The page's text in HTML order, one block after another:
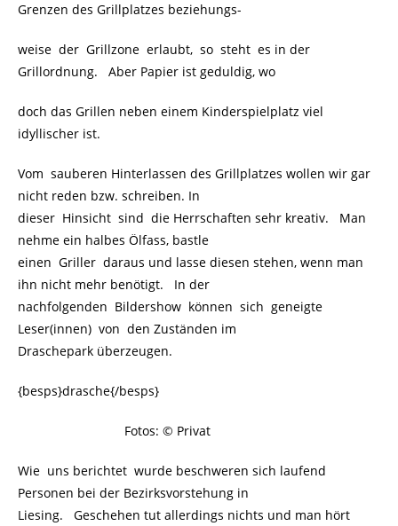
Grenzen des Grillplatzes beziehungs-
weise der Grillzone erlaubt, so steht es in der
Grillordnung. Aber Papier ist geduldig, wo
doch das Grillen neben einem Kinderspielplatz viel
idyllischer ist.
Vom sauberen Hinterlassen des Grillplatzes wollen wir gar
nicht reden bzw. schreiben. In
dieser Hinsicht sind die Herrschaften sehr kreativ. Man
nehme ein halbes Ölfass, bastle
einen Griller daraus und lasse diesen stehen, wenn man
ihn nicht mehr benötigt. In der
nachfolgenden Bildershow können sich geneigte
Leser(innen) von den Zuständen im
Draschepark überzeugen.
{besps}drasche{/besps}
Fotos: © Privat
Wie uns berichtet wurde beschweren sich laufend
Personen bei der Bezirksvorstehung in
Liesing. Geschehen tut allerdings nichts und man hört